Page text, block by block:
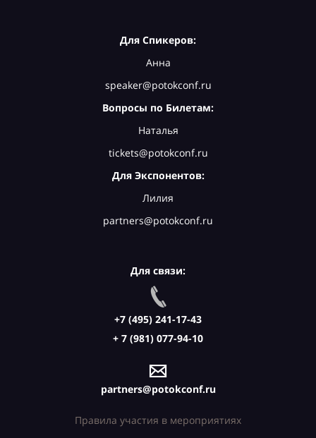
Для Спикеров:
Анна
speaker@potokconf.ru
Вопросы по Билетам:
Наталья
tickets@potokconf.ru
Для Экспонентов:
Лилия
partners@potokconf.ru
Для связи:
+7 (495) 241-17-43
+ 7 (981) 077-94-10
partners@potokconf.ru
Правила участия в мероприятиях